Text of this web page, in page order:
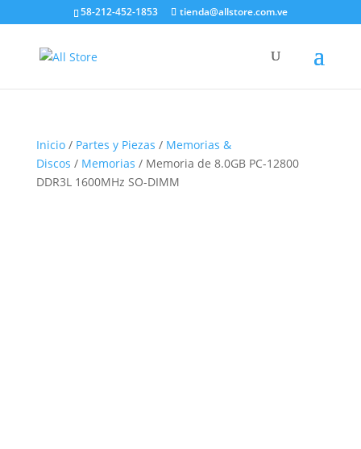
58-212-452-1853 tienda@allstore.com.ve
Inicio/ Partes y Piezas / Memorias &
Discos / Memorias / Memoria de 8.0GB PC-12800
DDR3L 1600MHz SO-DIMM